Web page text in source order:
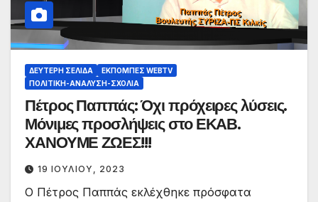
ΔΕΎΤΕΡΗ ΣΕΛΊΔΑ
ΕΚΠΟΜΠΈΣ WEBTV
ΠΟΛΙΤΙΚΉ-ΑΝΆΛΥΣΗ-ΣΧΌΛΙΑ
Πέτρος Παππάς: Όχι πρόχειρες λύσεις.
Μόνιμες προσλήψεις στο ΕΚΑΒ.
ΧΑΝΟΥΜΕ ΖΩΕΣ!!!
19 ΙΟΥΛΊΟΥ, 2023
Ο Πέτρος Παππάς εκλέχθηκε πρόσφατα